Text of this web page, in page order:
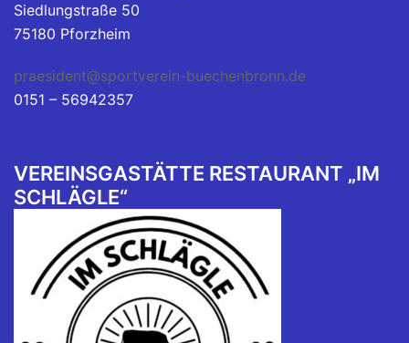
Siedlungstraße 50
75180 Pforzheim
praesident@sportverein-buechenbronn.de
0151 – 56942357
VEREINSGASTÄTTE RESTAURANT „IM
SCHLÄGLE“